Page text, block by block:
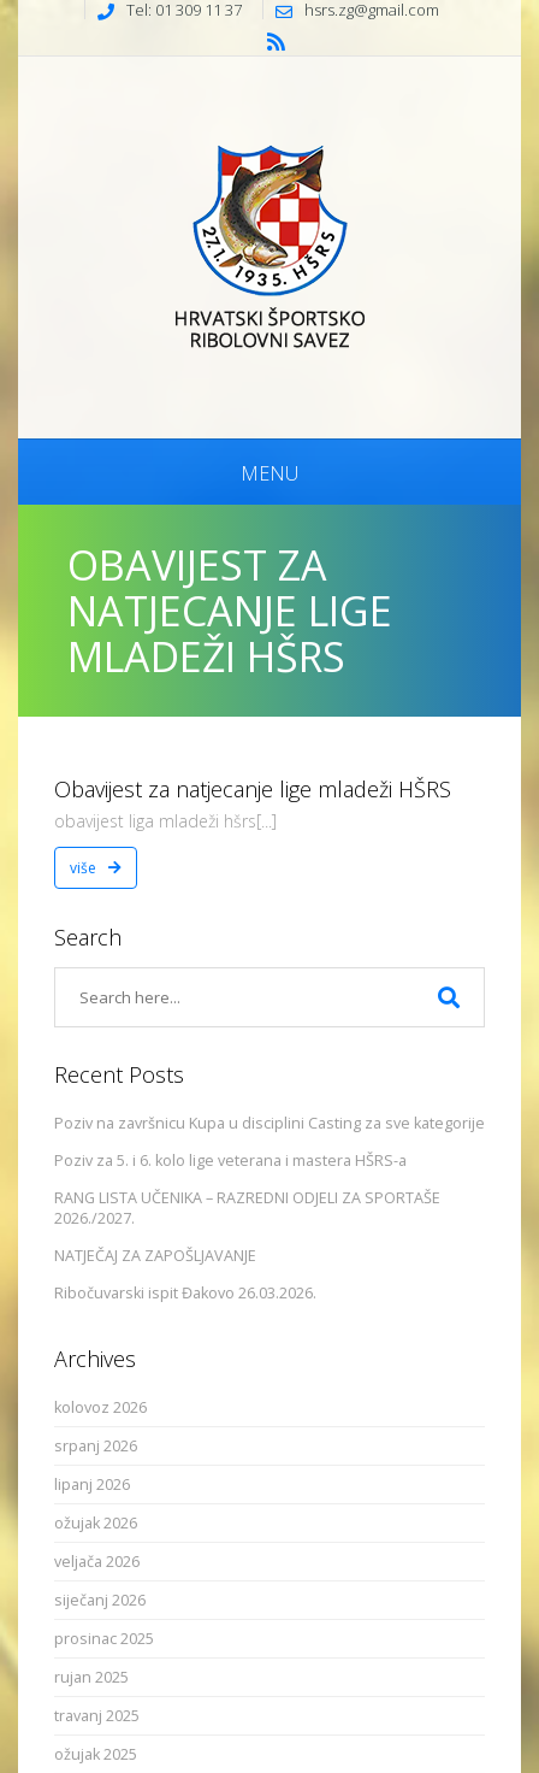
Tel: 01 309 11 37 hsrs.zg@gmail.com
MENU
OBAVIJEST ZA
NATJECANJE LIGE
MLADEŽI HŠRS
Obavijest za natjecanje lige mladeži HŠRS
obavijest liga mladeži hšrs[...]
više
Search
Recent Posts
Poziv na završnicu Kupa u disciplini Casting za sve kategorije
Poziv za 5. i 6. kolo lige veterana i mastera HŠRS-a
RANG LISTA UČENIKA – RAZREDNI ODJELI ZA SPORTAŠE
2026./2027.
NATJEČAJ ZA ZAPOŠLJAVANJE
Ribočuvarski ispit Đakovo 26.03.2026.
Archives
kolovoz 2026
srpanj 2026
lipanj 2026
ožujak 2026
veljača 2026
siječanj 2026
prosinac 2025
rujan 2025
travanj 2025
ožujak 2025